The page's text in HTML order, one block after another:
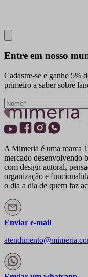
Entre em nosso
Cadastre-se e ganhe 5%
primeiro a saber sobre
A Mimeria é uma marca
mercado desenvolvendo
com design autoral,
organização e
o dia a dia de quem faz
Enviar e-mail